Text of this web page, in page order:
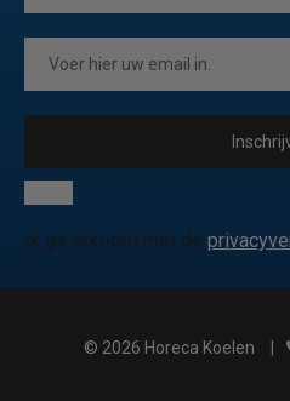
Ik ga akkoord met de
© 2026 Horeca Koelen